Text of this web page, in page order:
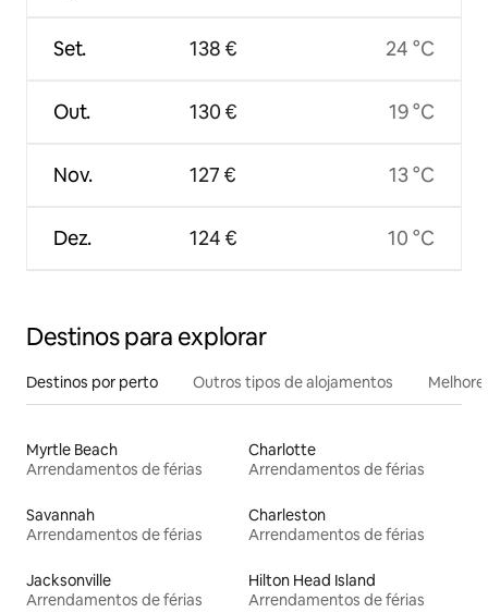
Set.
Out.
Nov.
Dez.
138 €
130 €
127 €
124 €
24 °C
19 °C
13 °C
10 °C
Destinos para explorar
Destinos por perto Outros tipos de alojamentos
Myrtle Beach
Arrendamentos de férias
Charlotte
Arrendamentos de férias
Savannah
Arrendamentos de férias
Charleston
Arrendamentos de férias
Jacksonville
Arrendamentos de férias
Hilton Head Island
Arrendamentos de férias